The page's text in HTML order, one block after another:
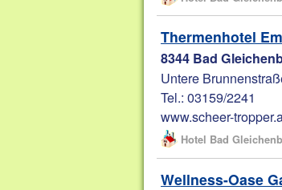
Thermenhotel
8344 Bad
Untere
Tel.: 03159/2241
www.scheer-
Hotel Bad
Wellness-Oase